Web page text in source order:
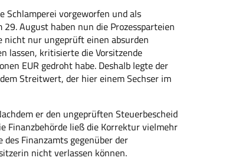
Schlamperei vorgeworfen und als
29. August haben nun die Prozessparteien
nicht nur ungeprüft einen absurden
lassen, kritisierte die Vorsitzende
EUR gedroht habe. Deshalb legte der
Streitwert, der hier einem Sechser im
er den ungeprüften Steuerbescheid
Finanzbehörde ließ die Korrektur vielmehr
Finanzamts gegenüber der
nicht verlassen können.